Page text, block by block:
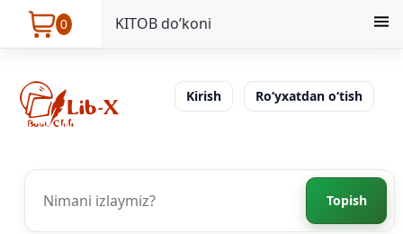
0 KITOB do’koni
Kirish Ro‘yxatdan o‘tish
Topish